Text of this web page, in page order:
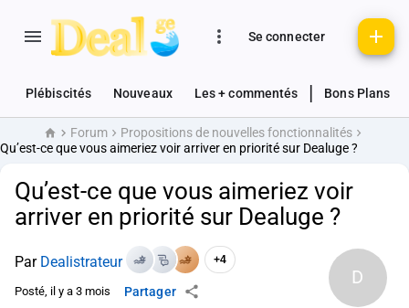
Se connecter
Plébiscités Nouveaux Les + commentés Bons Plans
AccueilForum
Propositions de nouvelles fonctionnalités
Qu’est-ce que vous aimeriez voir arriver en priorité sur Dealuge ?
Qu’est-ce que vous aimeriez voir
arriver en priorité sur Dealuge ?
Par Dealistrateur +4
Posté, il y a 3 mois Partager
D